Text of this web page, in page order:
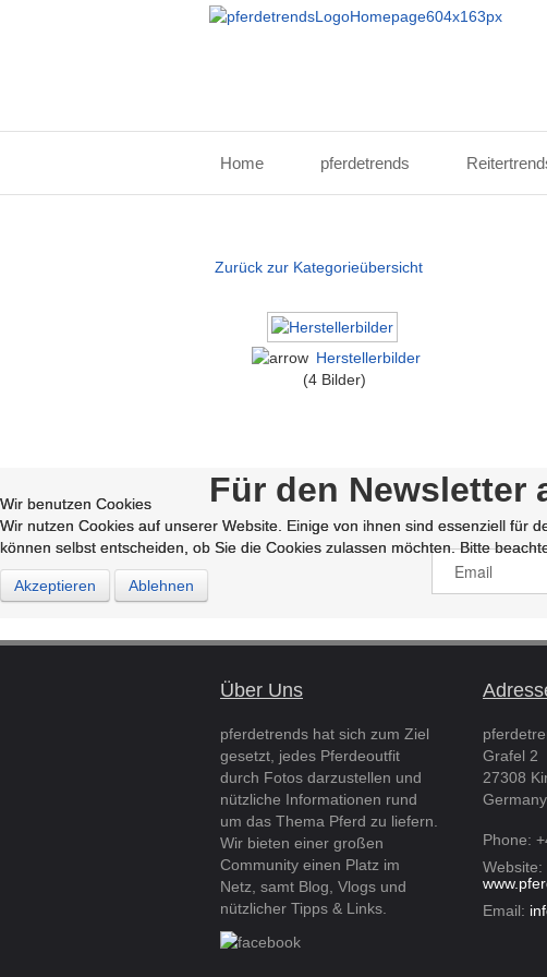
Home pferdetrends
Zurück zur Kategorieübersicht
Herstellerbilder
(4 Bilder)
Für den Newsletter
Über Uns
pferdetrends hat sich zum Ziel
gesetzt, jedes Pferdeoutfit
durch Fotos darzustellen und
nützliche Informationen rund
um das Thema Pferd zu liefern.
Wir bieten einer großen
Community einen Platz im
Netz, samt Blog, Vlogs und
nützlicher Tipps & Links.
Grafel 2
27308
Germany
Phone:
Website:
Email:
Wir benutzen Cookies
Wir nutzen Cookies auf unserer Website. Einige von ihnen sind essenziell für
können selbst entscheiden, ob Sie die Cookies zulassen möchten. Bitte
Akzeptieren
Ablehnen
Wir benutzen Cookies
Wir nutzen Cookies auf unserer Website. Einige von ihnen sind essenziell für
können selbst entscheiden, ob Sie die Cookies zulassen möchten. Bitte
Akzeptieren
Ablehnen